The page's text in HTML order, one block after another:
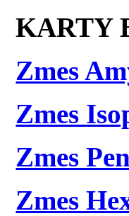
KARTY
Zmes
Zmes
Zmes
Zmes